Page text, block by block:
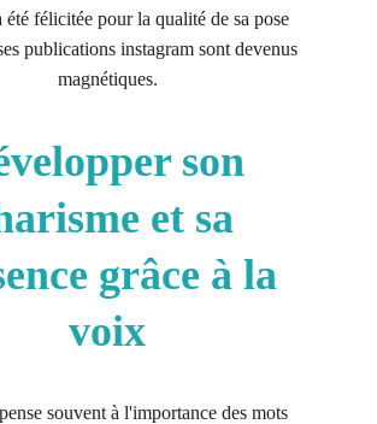
été félicitée pour la qualité de sa pose
publications instagram sont devenus
magnétiques.
son
et sa
grâce à la
voix
souvent à l'importance des mots